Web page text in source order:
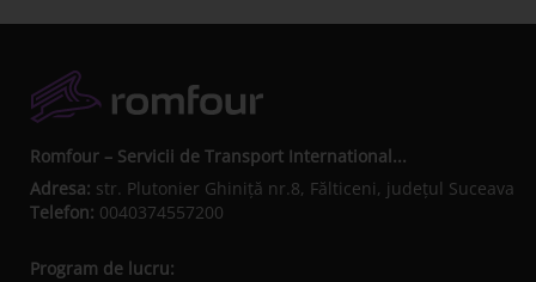
Romfour – Servicii de Transport International...
Adresa: str. Plutonier Ghiniţă nr.8, Fălticeni, judeţul Suceava
Telefon: 0040374557200
Program de lucru: